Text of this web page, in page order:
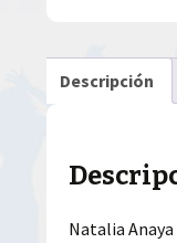
Descripción
Natalia